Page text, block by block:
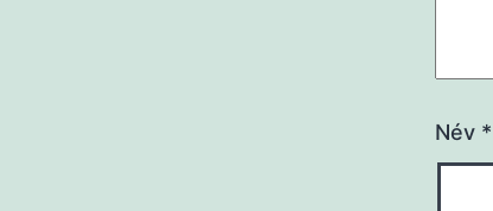
Név *